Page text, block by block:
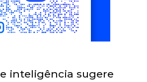
inteligência sugere